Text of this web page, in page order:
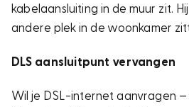
kabelaansluiting in de muur zit.
andere plek in de woonkamer
DLS aansluitpunt vervangen
Wil je DSL-internet aanvragen –